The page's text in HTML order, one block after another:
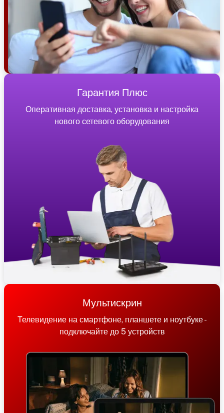
Гарантия Плюс
Оперативная доставка, установка и настройка
нового сетевого оборудования
Мультискрин
Телевидение на смартфоне, планшете и ноутбуке -
подключайте до 5 устройств